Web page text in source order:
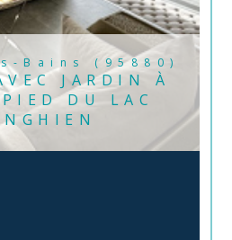
Bains (95880)
JARDIN À
DU LAC